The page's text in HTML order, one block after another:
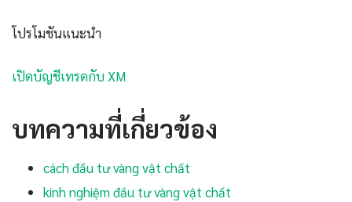
โปรโมชันแนะนำ
เปิดบัญชีเทรดกับ XM
บทความที่เกี่ยวข้อง
cách đầu tư vàng vật chất
kinh nghiệm đầu tư vàng vật chất